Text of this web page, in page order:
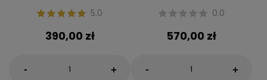
5.0
390,00 zł
- +
0.0
570,00 zł
- +